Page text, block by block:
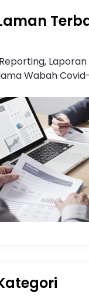
Laporan
Wabah